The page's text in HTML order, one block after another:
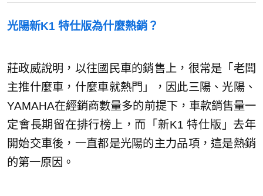
光陽新K1 特仕版為什麼熱銷？
莊政威說明，以往國民車的銷售上，很常是「老闆
主推什麼車，什麼車就熱門」，因此三陽、光陽、
YAMAHA在經銷商數量多的前提下，車款銷售量一
定會長期留在排行榜上，而「新K1 特仕版」去年
開始交車後，一直都是光陽的主力品項，這是熱銷
的第一原因。